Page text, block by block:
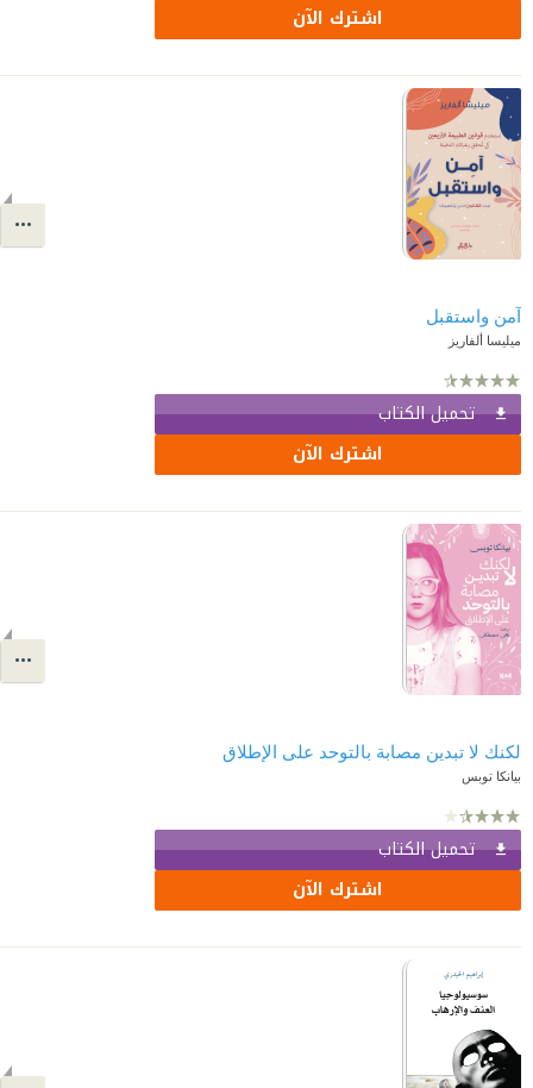
اشترك الآن
آمن واستقبل
ميليسا ألفاريز
تحميل الكتاب
اشترك الآن
لكنك لا تبدين مصابة بالتوحد على الإطلاق
بيانكا توبس
تحميل الكتاب
اشترك الآن